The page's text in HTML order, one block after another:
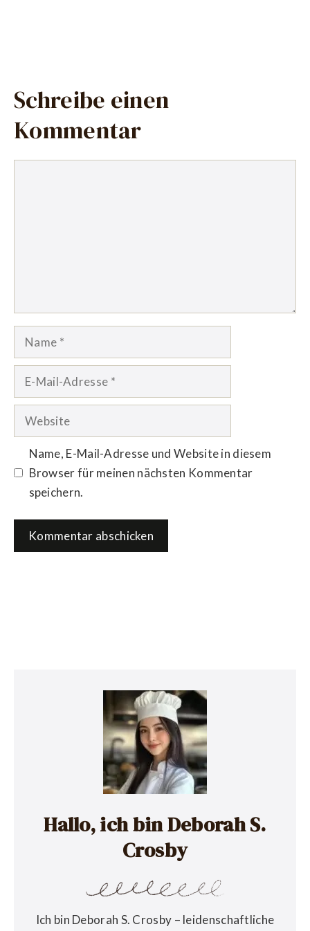
Schreibe einen
Kommentar
Name
Website
Name, E-Mail-Adresse und Website in diesem
Browser für meinen nächsten Kommentar
speichern.
Hallo, ich bin Deborah S.
Crosby
Ich bin Deborah S. Crosby – leidenschaftliche